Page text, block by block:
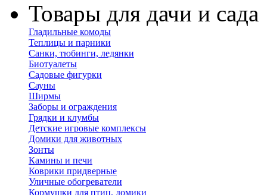
Товары для дачи и сада
Гладильные комоды
Теплицы и парники
Санки, тюбинги, ледянки
Биотуалеты
Садовые фигурки
Сауны
Ширмы
Заборы и ограждения
Грядки и клумбы
Детские игровые комплексы
Домики для животных
Зонты
Камины и печи
Коврики придверные
Уличные обогреватели
Кормушки для птиц, домики